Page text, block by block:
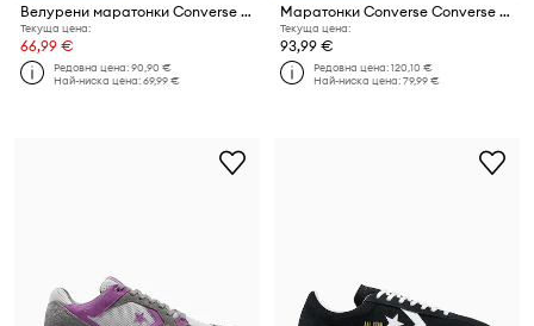
Велурени маратонки Converse All Star Classic Trainer
Текуща цена:
66,99 €
Редовна цена:90,90 €
Най-ниска цена:69,99 €
Маратонки Converse Converse Wave Trainer
Текуща цена:
93,99 €
Редовна цена:120,10 €
Най-ниска цена:79,99 €